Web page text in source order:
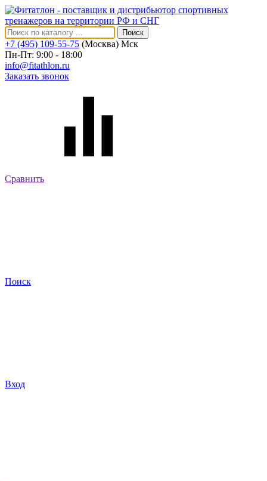
Поиск
+7 (495) 109-55-75 (Москва) Мск
Пн-Пт: 9:00 - 18:00
info@fitathlon.ru
Заказать звонок
Сравнить
Поиск
Вход